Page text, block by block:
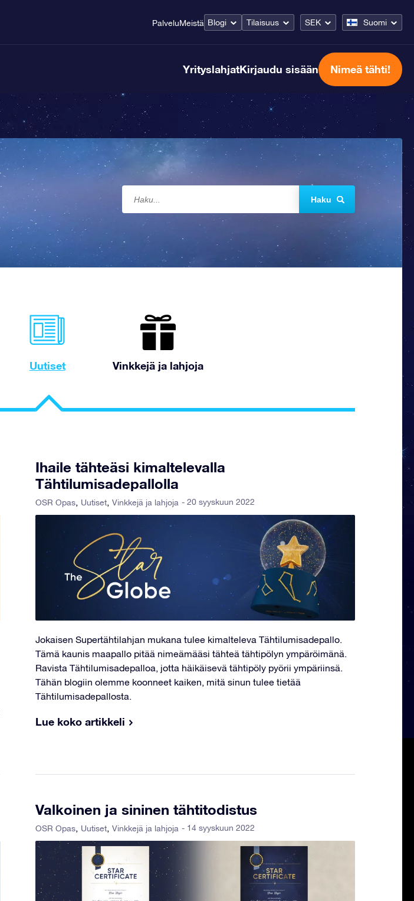
PalveluMeistä Blogi Tilaisuus SEK Suomi
YrityslahjatKirjaudu sisään Nimeä tähti!
Haku
Uutiset Vinkkejä ja lahjoja
Ihaile tähteäsi kimaltelevalla
Tähtilumisadepallolla
OSR Opas Uutiset Vinkkejä ja lahjoja - 20 syyskuun 2022
Jokaisen Supertähtilahjan mukana tulee kimalteleva Tähtilumisadepallo.
Tämä kaunis maapallo pitää nimeämääsi tähteä tähtipölyn ympäröimänä.
Ravista Tähtilumisadepalloa, jotta häikäisevä tähtipöly pyörii ympäriinsä.
Tähän blogiin olemme koonneet kaiken, mitä sinun tulee tietää
Tähtilumisadepallosta.
Lue koko artikkeli
Valkoinen ja sininen tähtitodistus
OSR Opas Uutiset Vinkkejä ja lahjoja - 14 syyskuun 2022